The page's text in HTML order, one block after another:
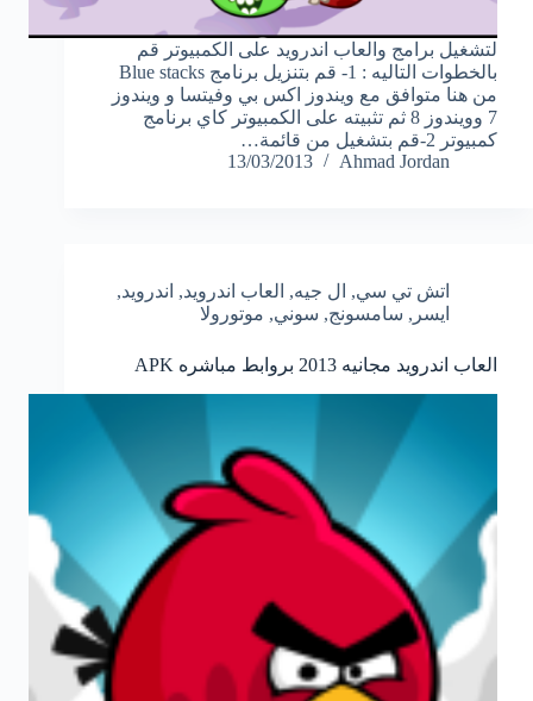
لتشغيل برامج والعاب اندرويد على الكمبيوتر قم
بالخطوات التاليه : 1- قم بتنزيل برنامج Blue stacks
من هنا متوافق مع ويندوز اكس بي وفيتسا و ويندوز
7 وويندوز 8 ثم تثبيته على الكمبيوتر كاي برنامج
كمبيوتر 2-قم بتشغيل من قائمة…
Ahmad Jordan
13/03/2013
اتش تي سي, ال جيه, العاب اندرويد, اندرويد,
ايسر , سامسونج, سوني, موتورولا
العاب اندرويد مجانيه 2013 بروابط مباشره APK